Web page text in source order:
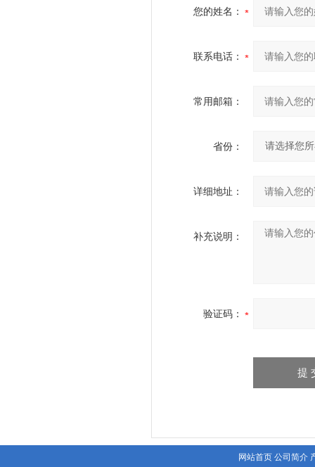
您的姓名：
联系电话：
常用邮箱：
省份：
详细地址：
补充说明：
验证码：
网站首页 公司简介